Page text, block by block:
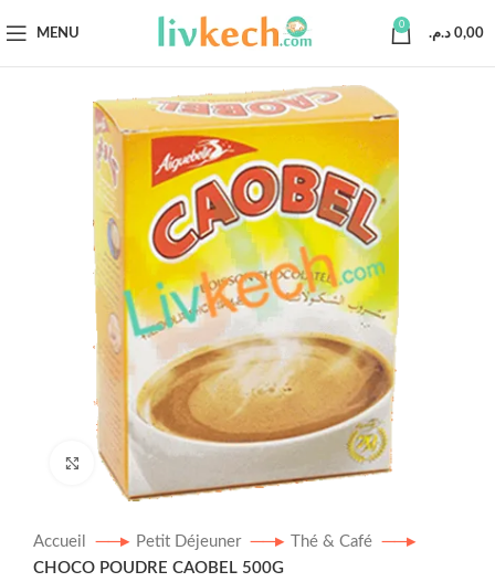
MENU
0
0,00 د.م.
Click to enlarge
Accueil Petit Déjeuner
Thé & Café
CHOCO POUDRE CAOBEL 500G